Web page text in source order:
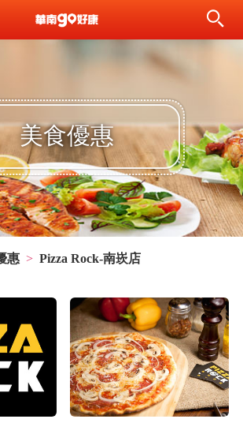
美食優惠
惠 Pizza Rock-南崁店